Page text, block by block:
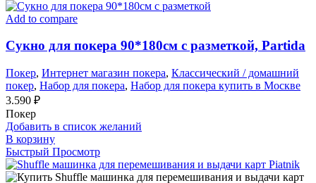
Add to compare
Сукно для покера 90*180см с разметкой, Partida
Покер, Интернет магазин покера, Классический / домашний
покер, Набор для покера, Набор для покера купить в Москве
3.590 ₽
Покер
Добавить в список желаний
В корзину
Быстрый Просмотр